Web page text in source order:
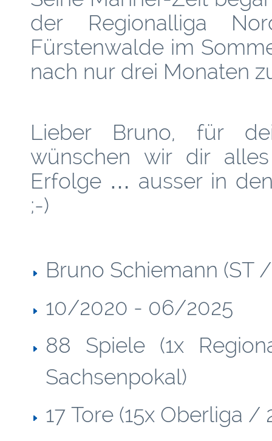
der Regionalliga
Fürstenwalde im
nach nur drei Monaten
Lieber Bruno, für
wünschen wir dir
Erfolge … ausser in
;-)
Bruno Schiemann (ST
10/2020 - 06/2025
88 Spiele (1x
Sachsenpokal)
17 Tore (15x Oberliga /